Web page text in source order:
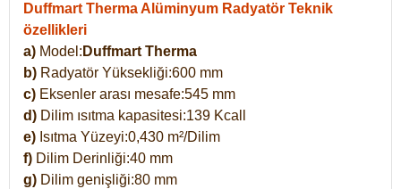
Duffmart Therma Alüminyum Radyatör Teknik
özellikleri
a) Model: Duffmart Therma
b) Radyatör Yüksekliği:600 mm
c) Eksenler arası mesafe:545 mm
d) Dilim ısıtma kapasitesi:139 Kcall
e) Isıtma Yüzeyi:0,430 m²/Dilim
f) Dilim Derinliği:40 mm
g) Dilim genişliği:80 mm